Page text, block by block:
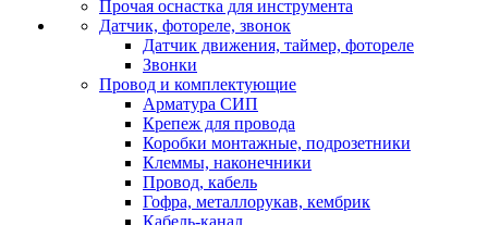
Прочая оснастка для инструмента
Датчик, фотореле, звонок
Датчик движения, таймер, фотореле
Звонки
Провод и комплектующие
Арматура СИП
Крепеж для провода
Коробки монтажные, подрозетники
Клеммы, наконечники
Провод, кабель
Гофра, металлорукав, кембрик
Кабель-канал